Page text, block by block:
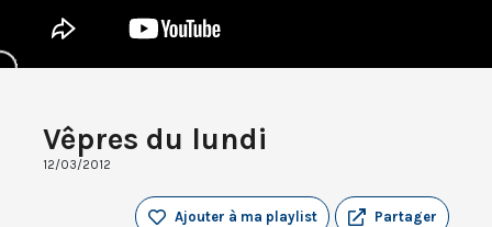
Vêpres du lundi
12/03/2012
Partager
Ajouter à ma playlist